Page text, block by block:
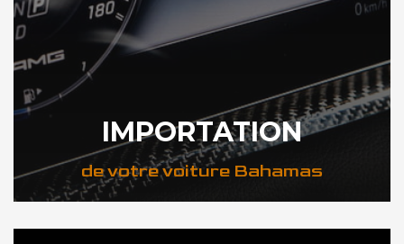
IMPORTATION
de votre voiture Bahamas